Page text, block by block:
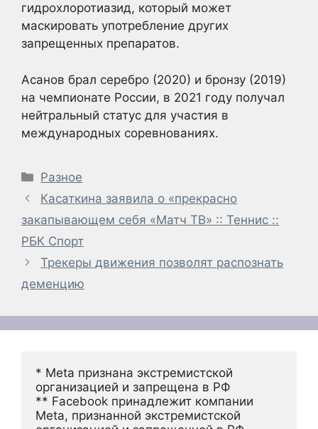
гидрохлоротиазид, который может
маскировать употребление других
запрещенных препаратов.
Асанов брал серебро (2020) и бронзу (2019)
на чемпионате России, в 2021 году получал
нейтральный статус для участия в
международных соревнованиях.
Рубрики
Разное
Касаткина заявила о «прекрасно
закапывающем себя «Матч ТВ» :: Теннис ::
РБК Спорт
Трекеры движения позволят распознать
деменцию
* Meta признана экстремистской
организацией и запрещена в РФ
** Facebook принадлежит компании
Meta, признанной экстремистской